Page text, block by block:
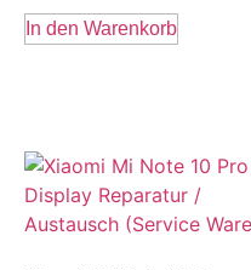
In den Warenkorb